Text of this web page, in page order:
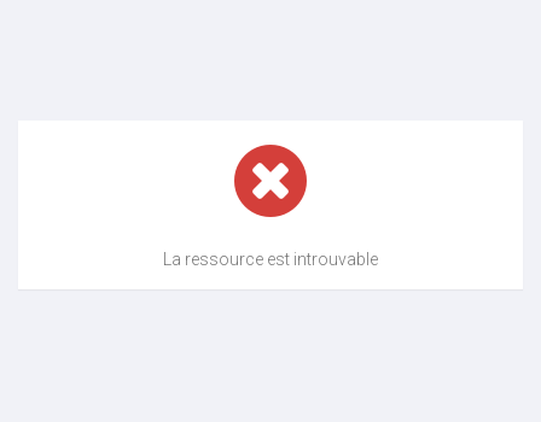
La ressource est introuvable